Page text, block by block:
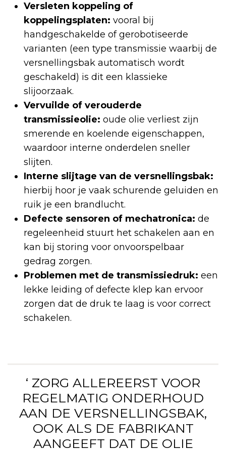
Versleten koppeling of
koppelingsplaten: vooral bij
handgeschakelde of gerobotiseerde
varianten (een type transmissie waarbij de
versnellingsbak automatisch wordt
geschakeld) is dit een klassieke
slijoorzaak.
Vervuilde of verouderde
transmissieolie: oude olie verliest zijn
smerende en koelende eigenschappen,
waardoor interne onderdelen sneller
slijten.
Interne slijtage van de versnellingsbak:
hierbij hoor je vaak schurende geluiden en
ruik je een brandlucht.
Defecte sensoren of mechatronica: de
regeleenheid stuurt het schakelen aan en
kan bij storing voor onvoorspelbaar
gedrag zorgen.
Problemen met de transmissiedruk: een
lekke leiding of defecte klep kan ervoor
zorgen dat de druk te laag is voor correct
schakelen.
‘ ZORG ALLEREERST VOOR
REGELMATIG ONDERHOUD
AAN DE VERSNELLINGSBAK,
OOK ALS DE FABRIKANT
AANGEEFT DAT DE OLIE